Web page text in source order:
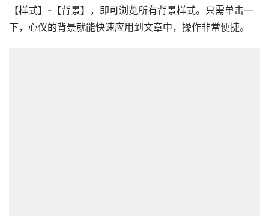
【样式】-【背景】，即可浏览所有背景样式。只需单击一
下，心仪的背景就能快速应用到文章中，操作非常便捷。